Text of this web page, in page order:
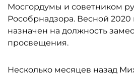
Мосгордумы и советником
Рособрнадзора. Весной 2020
назначен на должность
просвещения.
Несколько месяцев назад